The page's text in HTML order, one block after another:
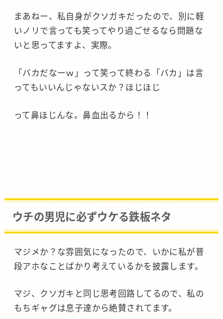
まあねー、私自身がクソガキだったので、別に軽
いノリで言っても笑ってやり過ごせるなら問題な
いと思ってますよ、実際。
「バカだなーｗ」って笑って終わる「バカ」は言
ってもいいんじゃないスか？ほじほじ
って鼻ほじんな。鼻血出るから！！
ウチの男児に必ずウケる鉄板ネタ
マジメか？な雰囲気になったので、いかに私が普
段アホなことばかり考えているかを披露します。
マジ、クソガキと同じ思考回路してるので、私の
もちギャグは息子達から絶賛されてます。